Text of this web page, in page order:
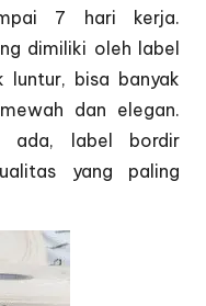
7 hari kerja.
dimiliki oleh label
luntur, bisa banyak
dan elegan.
ada, label bordir
yang paling